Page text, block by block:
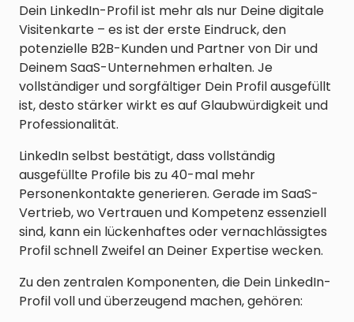
Dein LinkedIn-Profil ist mehr als nur Deine digitale
Visitenkarte – es ist der erste Eindruck, den
potenzielle B2B-Kunden und Partner von Dir und
Deinem SaaS-Unternehmen erhalten. Je
vollständiger und sorgfältiger Dein Profil ausgefüllt
ist, desto stärker wirkt es auf Glaubwürdigkeit und
Professionalität.
LinkedIn selbst bestätigt, dass vollständig
ausgefüllte Profile bis zu 40-mal mehr
Personenkontakte generieren. Gerade im SaaS-
Vertrieb, wo Vertrauen und Kompetenz essenziell
sind, kann ein lückenhaftes oder vernachlässigtes
Profil schnell Zweifel an Deiner Expertise wecken.
Zu den zentralen Komponenten, die Dein LinkedIn-
Profil voll und überzeugend machen, gehören: